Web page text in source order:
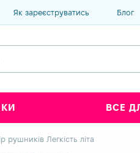
Як зареєструватись Блог
ВСЕ
рушників Легкість літа